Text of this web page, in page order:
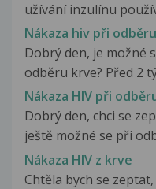
užívání inzulínu
Nákaza hiv při
Dobrý den, je možné
odběru krve? Před 2
Nákaza HIV při
Dobrý den, chci se
ještě možné se při
Nákaza HIV z krve
Chtěla bych se